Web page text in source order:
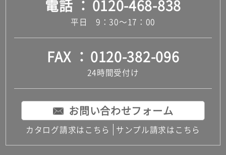
電話 0120-468-838
平日 9：30～17：00
FAX 0120-382-096
24時間受付け
お問い合わせフォーム
カタログ請求はこちら サンプル請求はこちら